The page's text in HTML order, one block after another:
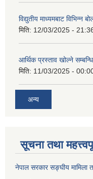
विद्युतीय माध्यमबाट विभिन्न
मिति: 12/03/2025 -
आर्थिक प्रस्ताव खोल्ने
मिति: 11/03/2025 -
अन्य
सूचना तथा
नेपाल सरकार सङ्घीय मामिला